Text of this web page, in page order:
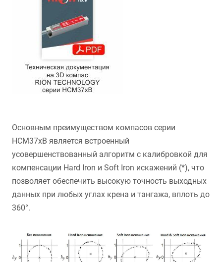
Основным преимуществом компасов серии
HCM37хB является встроенный
усовершенствованный алгоритм с калибровкой для
компенсации Hard Iron и Soft Iron искажений (*), что
позволяет обеспечить высокую точность выходных
данных при любых углах крена и тангажа, вплоть до
360°.